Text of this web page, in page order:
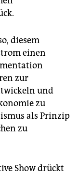
diesem
einen
zur
und
zu
als Prinzip
zu
Show drückt